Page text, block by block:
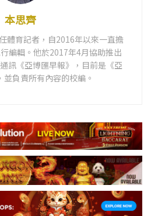
本思齊
體育記者，自2016年以來一直擔
編輯。他於2017年4月協助推出
訊《亞博匯早報》，目前是《亞
負責所有內容的校編。